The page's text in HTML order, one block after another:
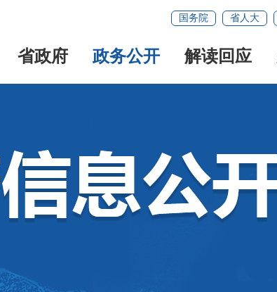
国务院 省人大
省政府 政务公开 解读回应